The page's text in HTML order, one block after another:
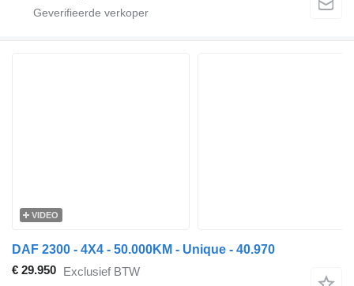
VIDEO
DAF 2300 - 4X4 - 50.000KM - Unique - 40.970
€ 29.950 Exclusief BTW